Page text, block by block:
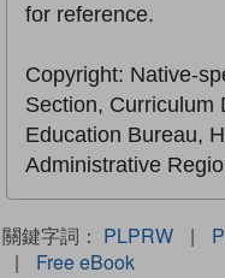
for reference.
Copyright: Native-
Section, Curriculum
Education Bureau,
Administrative
關鍵字詞： PLPRW |
|
Free eBook